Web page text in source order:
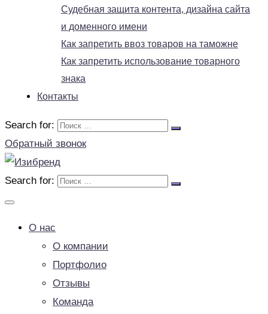
Судебная защита контента, дизайна сайта
и доменного имени
Как запретить ввоз товаров на таможне
Как запретить использование товарного
знака
Контакты
Search for:
Обратный звонок
Search for:
О нас
О компании
Портфолио
Отзывы
Команда